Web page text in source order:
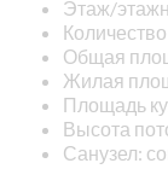
Этаж/
Общая
Жилая
Площадь
Высота
Санузел: